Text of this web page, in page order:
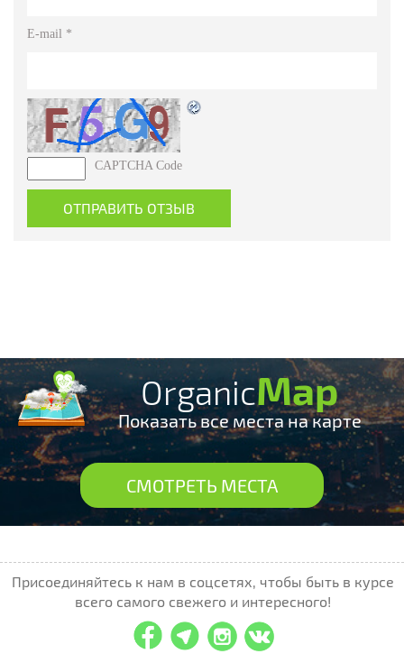
E-mail *
CAPTCHA Code
OrganicMap
Показать все места на карте
СМОТРЕТЬ МЕСТА
Присоединяйтесь к нам в соцсетях, чтобы быть в курсе
всего самого свежего и интересного!